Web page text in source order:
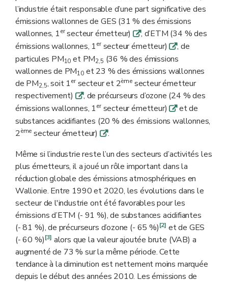
l’industrie était responsable d’une part significative des
émissions wallonnes de GES (31 % des émissions
wallonnes, 1ersecteur émetteur)q, d’ETM (34 % des
émissions wallonnes, 1ersecteur émetteur)q, de
particules PM10 et PM2,5 (36 % des émissions
wallonnes de PM10et 23 % des émissions wallonnes
de PM2,5, soit 1ersecteur et 2èmesecteur émetteur
respectivement)q, de précurseurs d’ozone (24 % des
émissions wallonnes, 1ersecteur émetteur)qet de
substances acidifiantes (20 % des émissions wallonnes,
2ème secteur émetteur) q.
Même si l’industrie reste l’un des secteurs d’activités les
plus émetteurs, il a joué un rôle important dans la
réduction globale des émissions atmosphériques en
Wallonie. Entre 1990 et 2020, les évolutions dans le
secteur de l'industrie ont été favorables pour les
émissions d’ETM (- 91 %), de substances acidifiantes
(- 81 %), de précurseurs d’ozone (- 65 %)[2] et de GES
(- 60 %)[3] alors que la valeur ajoutée brute (VAB) a
augmenté de 73 % sur la même période. Cette
tendance à la diminution est nettement moins marquée
depuis le début des années 2010. Les émissions de